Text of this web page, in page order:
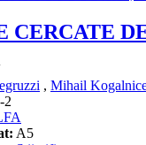
CERCATE
, Mihail
2
A5